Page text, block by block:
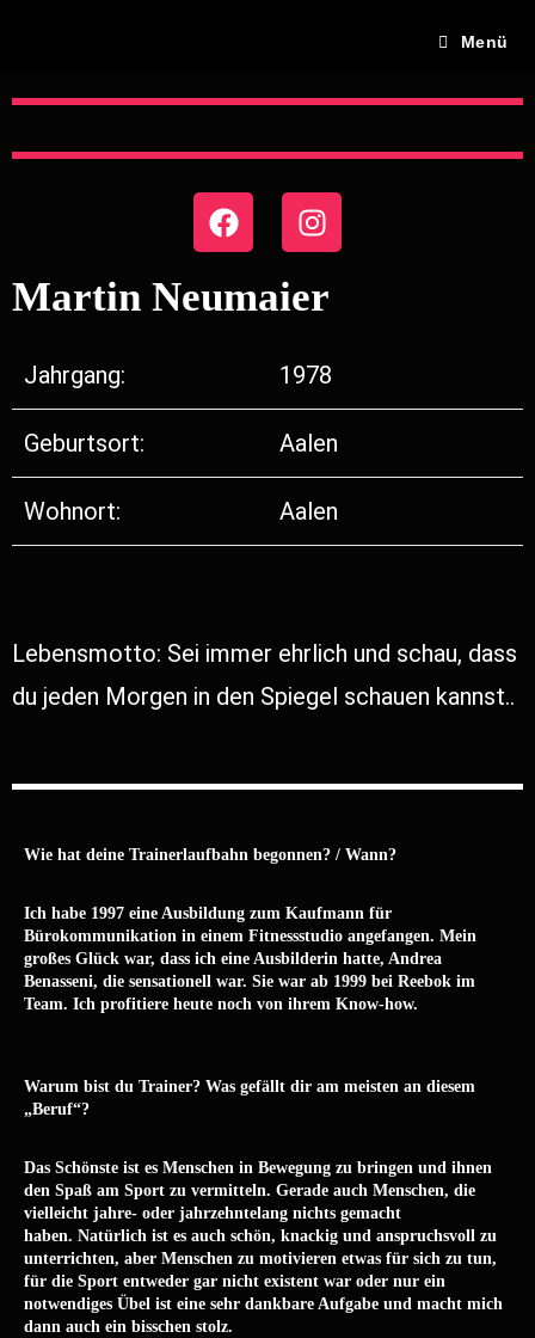
Menü
Martin Neumaier
Jahrgang: 1978
Geburtsort: Aalen
Wohnort: Aalen
Lebensmotto: Sei immer ehrlich und schau, dass
du jeden Morgen in den Spiegel schauen kannst..
Wie hat deine Trainerlaufbahn begonnen? / Wann?
Ich habe 1997 eine Ausbildung zum Kaufmann für
Bürokommunikation in einem Fitnessstudio angefangen. Mein
großes Glück war, dass ich eine Ausbilderin hatte, Andrea
Benasseni, die sensationell war. Sie war ab 1999 bei Reebok im
Team. Ich profitiere heute noch von ihrem Know-how.
Warum bist du Trainer? Was gefällt dir am meisten an diesem
„Beruf“?
Das Schönste ist es Menschen in Bewegung zu bringen und ihnen
den Spaß am Sport zu vermitteln. Gerade auch Menschen, die
vielleicht jahre- oder jahrzehntelang nichts gemacht
haben. Natürlich ist es auch schön, knackig und anspruchsvoll zu
unterrichten, aber Menschen zu motivieren etwas für sich zu tun,
für die Sport entweder gar nicht existent war oder nur ein
notwendiges Übel ist eine sehr dankbare Aufgabe und macht mich
dann auch ein bisschen stolz.